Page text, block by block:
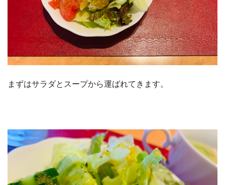
まずはサラダとスープから運ばれてきます。